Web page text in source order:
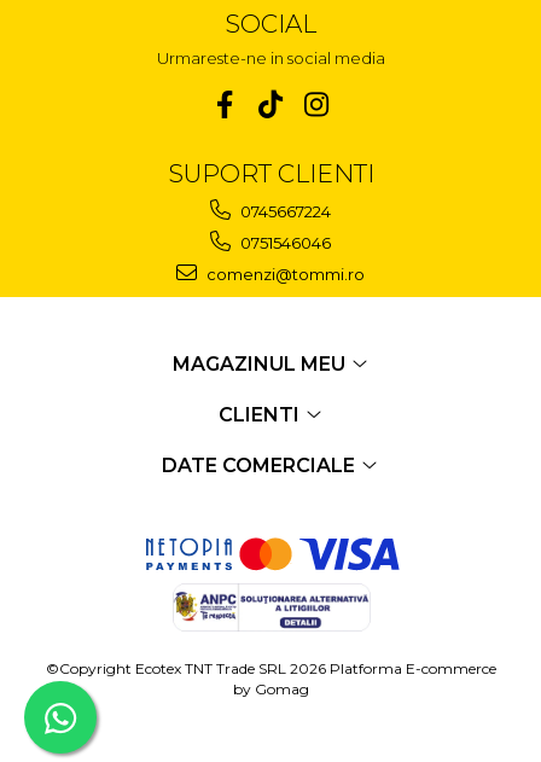
SOCIAL
Urmareste-ne in social media
SUPORT CLIENTI
0745667224
0751546046
comenzi@tommi.ro
MAGAZINUL MEU
CLIENTI
DATE COMERCIALE
©Copyright Ecotex TNT Trade SRL 2026 Platforma E-commerce
by Gomag